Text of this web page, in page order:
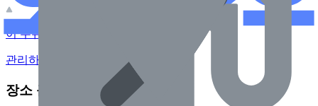
이 주유소의 사장님이신가요?
관리하기
장소 근처 주유소